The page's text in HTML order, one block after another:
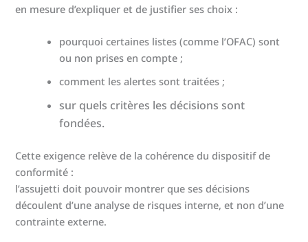
en mesure d’expliquer et de justifier ses choix :
pourquoi certaines listes (comme l’OFAC) sont
ou non prises en compte ;
comment les alertes sont traitées ;
sur quels critères les décisions sont
fondées.
Cette exigence relève de la cohérence du dispositif de
conformité :
l’assujetti doit pouvoir montrer que ses décisions
découlent d’une analyse de risques interne, et non d’une
contrainte externe.